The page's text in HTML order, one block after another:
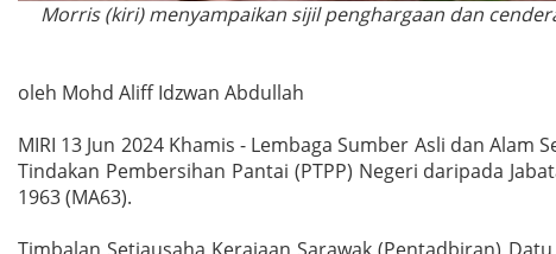
Morris (kiri) menyampaikan sijil penghargaan dan
oleh Mohd Aliff Idzwan Abdullah
MIRI 13 Jun 2024 Khamis - Lembaga Sumber Asli dan
Tindakan Pembersihan Pantai (PTPP) Negeri daripada
1963 (MA63).